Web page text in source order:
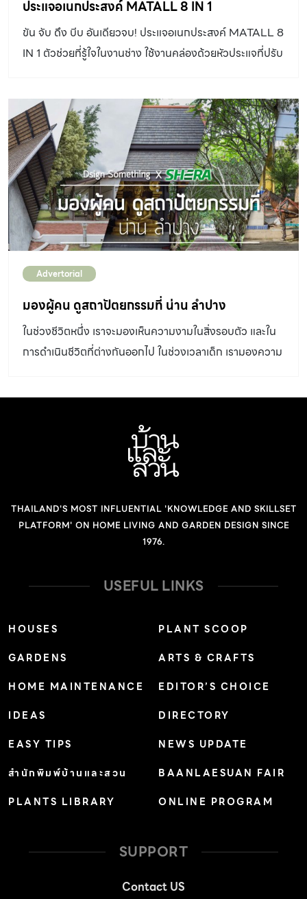
จึงปรับสัดส่วนชิ้นงานใหม่ให้พอเหมาะพอดีกับไม้ที่ได้ ทำให้มี
น้ำหนักเบาลงกว่าเดิม แต่ยังคงใช้งาน indoor และ outdoor
จึงเกิดจากกระบวนการผลิต ที่ยิ่งทำ ก็ยิ่งมีป่าเพิ่มขึ้น ดูข้อมูล
เพิ่มเติมของ กูปรี ทีก […]
ประแจอเนกประสงค์ MATALL 8 IN 1
ขัน จับ ดึง บีบ อันเดียวจบ! ประแจอเนกประสงค์ MATALL 8
IN 1 ตัวช่วยที่รู้ใจในงานช่าง ใช้งานคล่องด้วยหัวประแจที่ปรับ
ละเอียดเพิ่มเติมตาม link ด้านล่างเลยคร้าบ – ประแจ
อเนกประสงค์ MATALL 8 in 1 คลิก
https://bit.ly/2MLje9B – ประแจอเนกประสงค์ MATALL
9-32 มม. คลิก https://bit.ly/2Nn8miX No related
posts.
Advertorial
มองผู้คน ดูสถาปัตยกรรมที่ น่าน ลำปาง
ในช่วงชีวิตหนึ่ง เราจะมองเห็นความงามในสิ่งรอบตัว และใน
การดำเนินชีวิตที่ต่างกันออกไป ในช่วงเวลาเด็ก เรามองความ
จะคิดว่ามุมมองเหล่านั้น ไม่ใช่สาระสำคัญอะไรเลยในชีวิต…ก็
THAILAND'S MOST INFLUENTIAL 'KNOWLEDGE AND SKILLSET
PLATFORM' ON HOME LIVING AND GARDEN DESIGN SINCE
1976.
USEFUL LINKS
HOUSES
GARDENS
HOME MAINTENANCE
IDEAS
EASY TIPS
สำนักพิมพ์บ้านและสวน
PLANTS LIBRARY
PLANT SCOOP
ARTS & CRAFTS
EDITOR’S CHOICE
DIRECTORY
NEWS UPDATE
BAANLAESUAN FAIR
ONLINE PROGRAM
SUPPORT
Contact US